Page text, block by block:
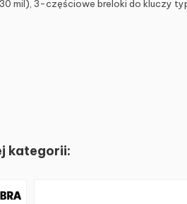
mil), 3-częściowe breloki do kluczy
kategorii: